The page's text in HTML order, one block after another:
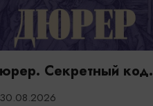
Секретный код.